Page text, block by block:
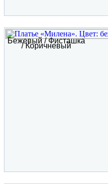
Бежевый / Фисташка
/ Коричневый